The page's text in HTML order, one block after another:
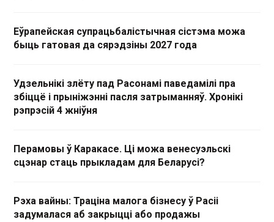
Еўрапейская супрацьбалістычная сістэма можа
быць гатовая да сярэдзіны 2027 года
Удзельнікі злёту пад Расонамі паведамілі пра
збіццё і прыніжэнні пасля затрыманняў. Хронікі
рэпрэсій 4 жніўня
Перамовы ў Каракасе. Ці можа венесуэльскі
сцэнар стаць прыкладам для Беларусі?
Рэха вайны: Траціна малога бізнесу ў Расіі
задумалася аб закрыцці або продажы